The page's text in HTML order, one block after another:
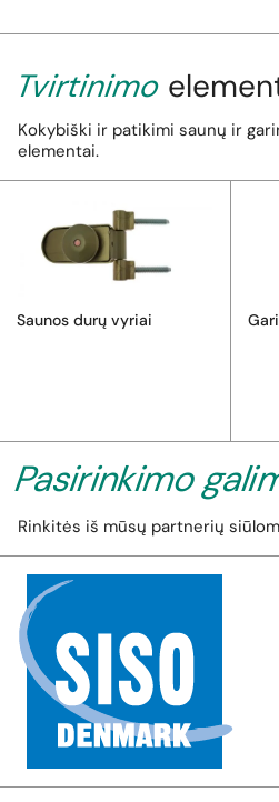
Tvirtinimo
Kokybiški ir patikimi saunų ir
elementai.
Saunos durų vyriai
Pasirinkimo
Rinkitės iš mūsų partnerių